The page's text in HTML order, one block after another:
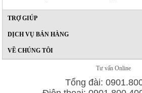
TRỢ GIÚP
DỊCH VỤ BÁN HÀNG
VỀ CHÚNG TÔI
Tư vấn Online
Tổng đài: